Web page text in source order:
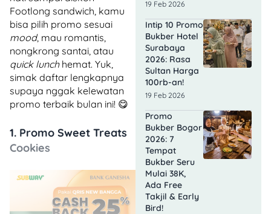
Footlong sandwich, kamu
bisa pilih promo sesuai
mood, mau romantis,
nongkrong santai, atau
quick lunchhemat. Yuk,
simak daftar lengkapnya
supaya nggak kelewatan
promo terbaik bulan ini! 😋
1. Promo Sweet Treats
Cookies
19 Feb 2026
Intip 10 Promo
Bukber Hotel
Surabaya
2026: Rasa
Sultan Harga
100rb-an!
19 Feb 2026
Promo
Bukber Bogor
2026: 7
Tempat
Bukber Seru
Mulai 38K,
Ada Free
Takjil & Early
Bird!